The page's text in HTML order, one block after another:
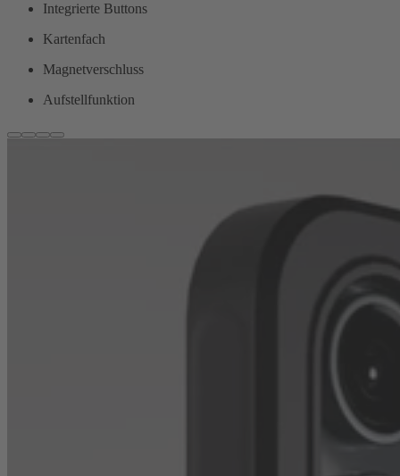
Integrierte Buttons
Kartenfach
Magnetverschluss
Aufstellfunktion